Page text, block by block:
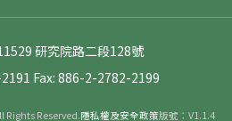
研究院路二段128號
Fax: 886-2-2782-2199
Rights Reserved.隱私權及安全政策版號：V1.1.4